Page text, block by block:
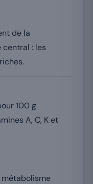
de la
central : les
100 g
A, C, K et
métabolisme